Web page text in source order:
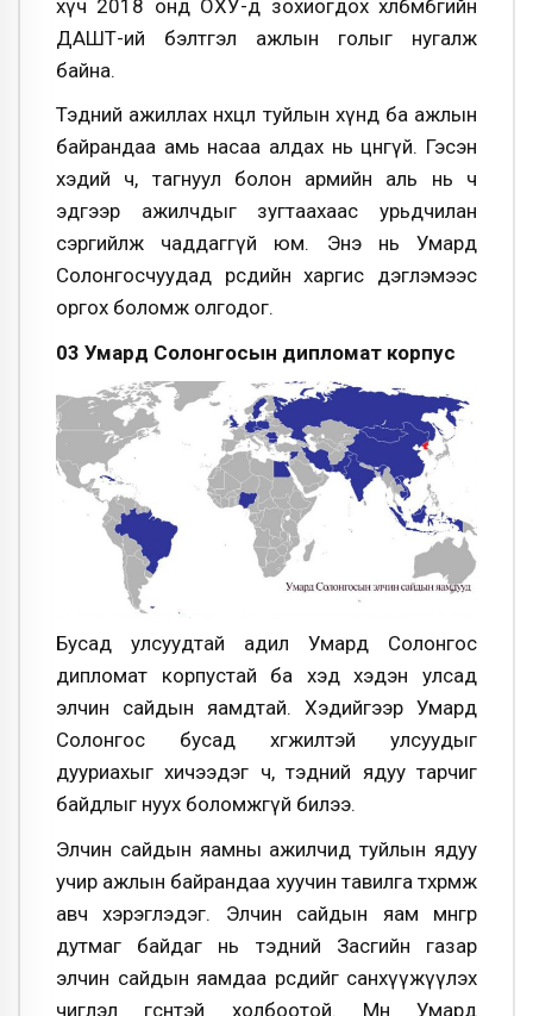
хүч 2018 онд ОХУ-д зохиогдох хөлбөмбөгийн
ДАШТ-ий бэлтгэл ажлын голыг нугалж
байна.
Тэдний ажиллах нөхцөл туйлын хүнд ба ажлын
байрандаа амь насаа алдах нь цөөнгүй. Гэсэн
хэдий ч, тагнуул болон армийн аль нь ч
эдгээр ажилчдыг зугтаахаас урьдчилан
сэргийлж чаддаггүй юм. Энэ нь Умард
Солонгосчуудад өөрсдийн харгис дэглэмээс
оргох боломж олгодог.
03 Умард Солонгосын дипломат корпус
Бусад улсуудтай адил Умард Солонгос
дипломат корпустай ба хэд хэдэн улсад
элчин сайдын яамдтай. Хэдийгээр Умард
Солонгос бусад хөгжилтэй улсуудыг
дууриахыг хичээдэг ч, тэдний ядуу тарчиг
байдлыг нуух боломжгүй билээ.
Элчин сайдын яамны ажилчид туйлын ядуу
учир ажлын байрандаа хуучин тавилга төхөөрөмж
авч хэрэглэдэг. Элчин сайдын яам мөнгөөр
дутмаг байдаг нь тэдний Засгийн газар
элчин сайдын яамдаа өөрсдийгөө санхүүжүүлэх
чиглэл өгсөнтэй холбоотой. Мөн Умард